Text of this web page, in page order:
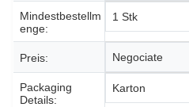
Mindestbestellm
Enge:
1 Stk
Preis: Negociate
Packaging
Details:
Karton